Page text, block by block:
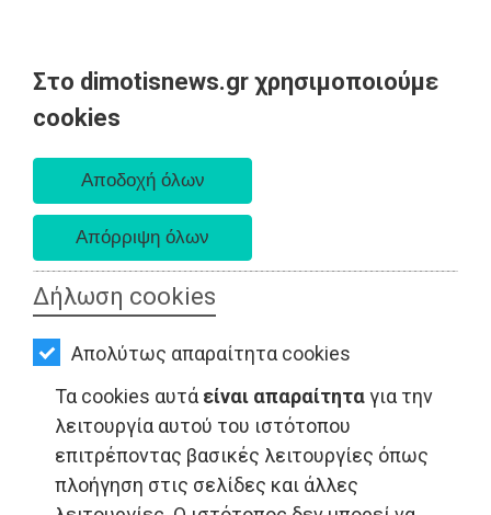
Στο dimotisnews.gr χρησιμοποιούμε
cookies
Δήλωση cookies
Απολύτως απαραίτητα cookies
Τα cookies αυτά είναι απαραίτηταγια την
λειτουργία αυτού του ιστότοπου
επιτρέποντας βασικές λειτουργίες όπως
πλοήγηση στις σελίδες και άλλες
AΡΧΙΚΗ
ΕΙΔΗΣΕΙΣ
ΠΟΛΙΤΙΚΗ
ΤΟΠΙΚΗ
ΑΥΤΟΔΙΟΙΚΗΣΗ
ΟΙΚΟΝΟΜΙΑ
ΑΘΛΗΤΙΣΜΟΣ
ΠΟΛΙΤΙΣΜΟΣ
ΣΠΙΤΙ-
ΤΟΠΙΚΗ ΑΥΤΟΔΙΟΙΚΗΣΗ - Μαραθώνας